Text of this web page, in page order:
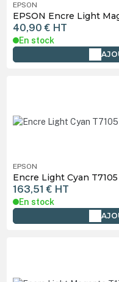
EPSON
EPSON Encre Light
40,90 € HT
En stock
EPSON
Encre Light Cyan
163,51 € HT
En stock